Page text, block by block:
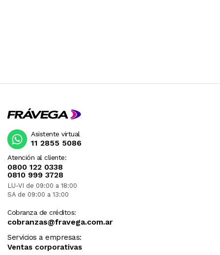
Atención al cliente:
0800 122 0338
0810 999 3728
LU-VI de 09:00 a 18:00
SA de 09:00 a 13:00
Cobranza de créditos:
cobranzas@fravega.com.ar
Servicios a empresas:
Ventas corporativas
Asistente virtual
11 2855 5086